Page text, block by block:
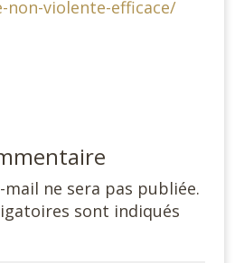
non-violente-efficace/
ne sera pas publiée.
sont indiqués